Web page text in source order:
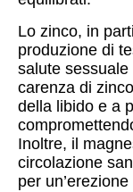
Lo zinco, in
produzione di
salute
carenza di
della libido e a
Inoltre, il
circolazione
per